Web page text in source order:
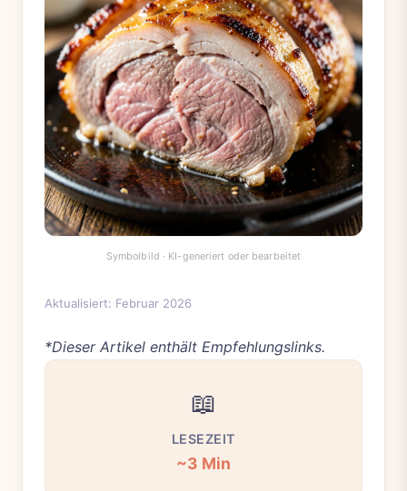
Aktualisiert: Februar 2026
*Dieser Artikel enthält Empfehlungslinks.
📖
LESEZEIT
~3 Min